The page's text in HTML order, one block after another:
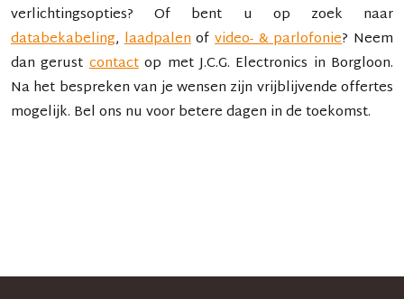
verlichtingsopties? Of bent u op zoek naar
databekabeling,laadpalenofvideo- & parlofonie? Neem
dan gerustcontactop metJ.C.G. Electronics in Borgloon.
Na het bespreken van je wensen zijn vrijblijvende offertes
mogelijk. Bel ons nu voor betere dagen in de toekomst.